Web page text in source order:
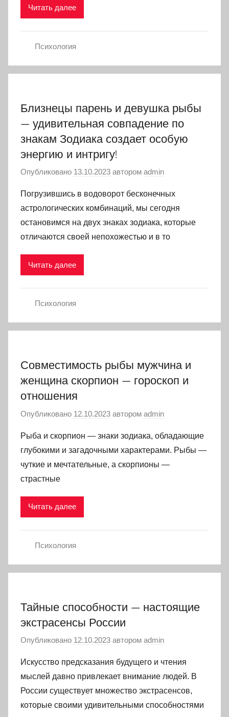
Читать далее
Психология
Близнецы парень и девушка рыбы
— удивительная совпадение по
знакам Зодиака создает особую
энергию и интригу!
Опубликовано 13.10.2023 автором admin
Погрузившись в водоворот бесконечных
астрологических комбинаций, мы сегодня
остановимся на двух знаках зодиака, которые
отличаются своей непохожестью и в то
Читать далее
Психология
Совместимость рыбы мужчина и
женщина скорпион — гороскоп и
отношения
Опубликовано 12.10.2023 автором admin
Рыба и скорпион — знаки зодиака, обладающие
глубокими и загадочными характерами. Рыбы —
чуткие и мечтательные, а скорпионы —
страстные
Читать далее
Психология
Тайные способности — настоящие
экстрасенсы России
Опубликовано 12.10.2023 автором admin
Искусство предсказания будущего и чтения
мыслей давно привлекает внимание людей. В
России существует множество экстрасенсов,
которые своими удивительными способностями